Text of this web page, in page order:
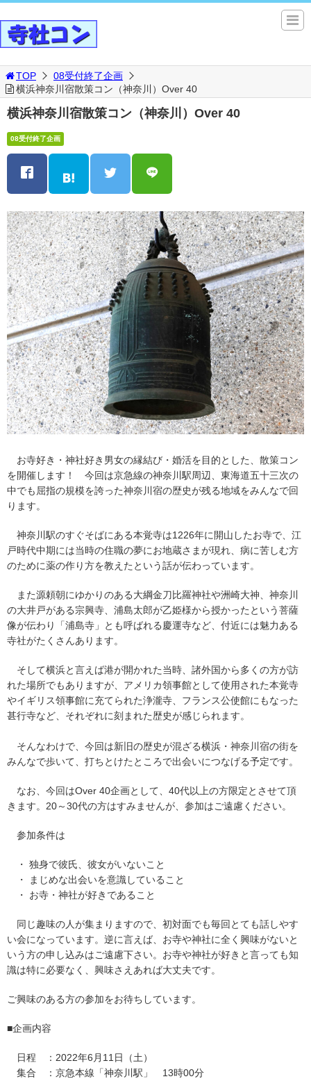
TOP
08受付終了企画
横浜神奈川宿散策コン（神奈川）Over 40
横浜神奈川宿散策コン（神奈川）Over 40
08受付終了企画
お寺好き・神社好き男女の縁結び・婚活を目的とした、散策コン
を開催します！ 今回は京急線の神奈川駅周辺、東海道五十三次の
中でも屈指の規模を誇った神奈川宿の歴史が残る地域をみんなで回
ります。
神奈川駅のすぐそばにある本覚寺は1226年に開山したお寺で、江
戸時代中期には当時の住職の夢にお地蔵さまが現れ、病に苦しむ方
のために薬の作り方を教えたという話が伝わっています。
また源頼朝にゆかりのある大綱金刀比羅神社や洲崎大神、神奈川
の大井戸がある宗興寺、浦島太郎が乙姫様から授かったという菩薩
像が伝わり「浦島寺」とも呼ばれる慶運寺など、付近には魅力ある
寺社がたくさんあります。
そして横浜と言えば港が開かれた当時、諸外国から多くの方が訪
れた場所でもありますが、アメリカ領事館として使用された本覚寺
やイギリス領事館に充てられた浄瀧寺、フランス公使館にもなった
甚行寺など、それぞれに刻まれた歴史が感じられます。
そんなわけで、今回は新旧の歴史が混ざる横浜・神奈川宿の街を
みんなで歩いて、打ちとけたところで出会いにつなげる予定です。
なお、今回はOver 40企画として、40代以上の方限定とさせて頂
きます。20～30代の方はすみませんが、参加はご遠慮ください。
参加条件は
・ 独身で彼氏、彼女がいないこと
・ まじめな出会いを意識していること
・ お寺・神社が好きであること
同じ趣味の人が集まりますので、初対面でも毎回とても話しやす
い会になっています。逆に言えば、お寺や神社に全く興味がないと
いう方の申し込みはご遠慮下さい。お寺や神社が好きと言っても知
識は特に必要なく、興味さえあれば大丈夫です。
ご興味のある方の参加をお待ちしています。
■企画内容
日程 ：2022年6月11日（土）
集合 ：京急本線「神奈川駅」 13時00分